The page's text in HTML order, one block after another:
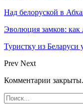
Над белоруской в
Эволюция замков:
Туристку из Беларуси
Prev Next
Комментарии закрыты.